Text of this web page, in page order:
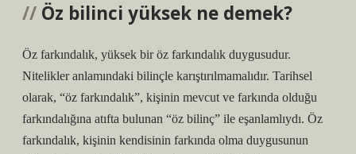
Öz bilinci yüksek ne demek?
Öz farkındalık, yüksek bir öz farkındalık duygusudur.
Nitelikler anlamındaki bilinçle karıştırılmamalıdır. Tarihsel
olarak, “öz farkındalık”, kişinin mevcut ve farkında olduğu
farkındalığına atıfta bulunan “öz bilinç” ile eşanlamlıydı. Öz
farkındalık, kişinin kendisinin farkında olma duygusunun